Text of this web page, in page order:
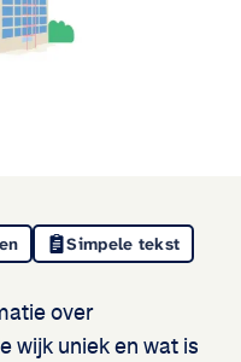
Simpele tekst
over
wijk uniek en wat is